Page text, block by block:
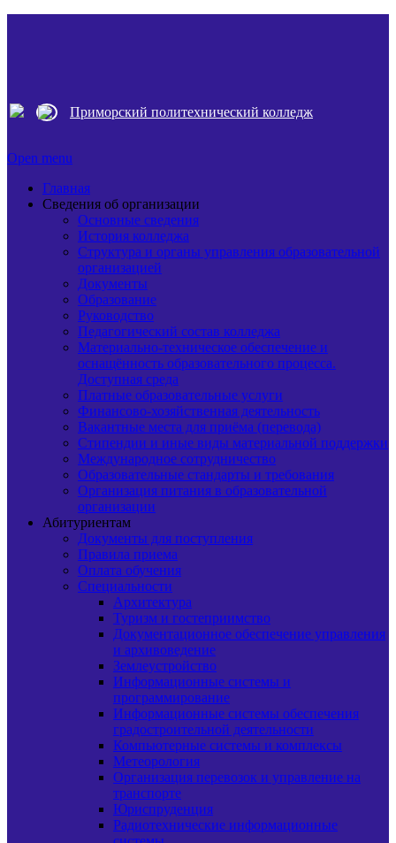
Приморский политехнический колледж
Open menu
Главная
Сведения об организации
Основные сведения
История колледжа
Структура и органы управления образовательной
организацией
Документы
Образование
Руководство
Педагогический состав колледжа
Материально-техническое обеспечение и
оснащённость образовательного процесса.
Доступная среда
Платные образовательные услуги
Финансово-хозяйственная деятельность
Вакантные места для приёма (перевода)
Стипендии и иные виды материальной поддержки
Международное сотрудничество
Образовательные стандарты и требования
Организация питания в образовательной
организации
Абитуриентам
Документы для поступления
Правила приема
Оплата обучения
Специальности
Архитектура
Туризм и гостеприимство
Документационное обеспечение управления
и архивоведение
Землеустройство
Информационные системы и
программирование
Информационные системы обеспечения
градостроительной деятельности
Компьютерные системы и комплексы
Метеорология
Организация перевозок и управление на
транспорте
Юриспруденция
Радиотехнические информационные